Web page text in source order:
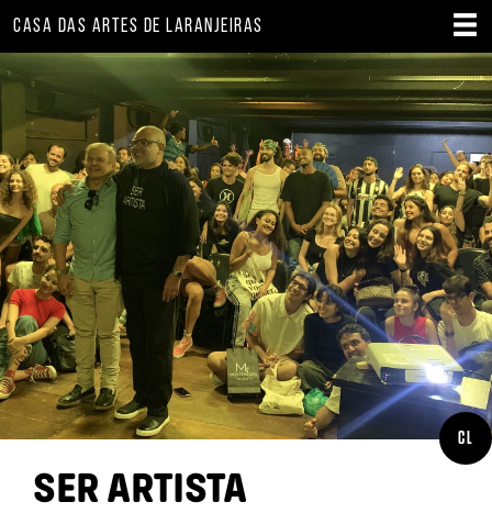
CASA DAS ARTES DE LARANJEIRAS
CL
SER ARTISTA